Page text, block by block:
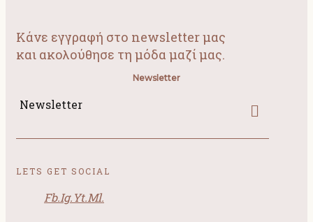
Κάνε εγγραφή στο newsletter μας
και ακολούθησε τη μόδα μαζί μας.
Newsletter
Newsletter
LETS GET SOCIAL
Fb.Ig.Yt.Ml.